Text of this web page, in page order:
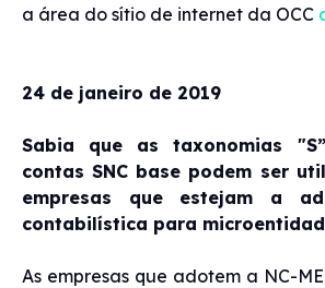
a área do sítio de internet da OCC
24 de janeiro de 2019
Sabia que as taxonomias
contas SNC base podem ser
empresas que estejam a
contabilística para
As empresas que adotem a NC-